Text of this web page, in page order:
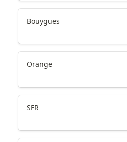
Bouygues
Orange
SFR